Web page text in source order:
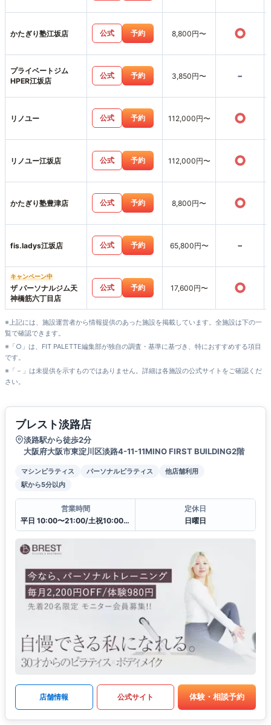
かたぎり塾江坂店 公式 予約 8,800円〜 ○
プライベートジム
HPER江坂店
公式 予約 3,850円〜 -
リノユー 公式 予約 112,000円〜 ○
リノユー江坂店 公式 予約 112,000円〜 ○
かたぎり塾豊津店 公式 予約 8,800円〜 ○
fis.ladys江坂店 公式 予約 65,800円〜 -
キャンペーン中
ザ パーソナルジム天
神橋筋六丁目店
公式 予約 17,600円〜 ○
※上記には、施設運営者から情報提供のあった施設を掲載しています。全施設は下の一
覧で確認できます。
※「○」は、FIT PALETTE編集部が独自の調査・基準に基づき、特におすすめする項目
です。
※「－」は未提供を示すものではありません。詳細は各施設の公式サイトをご確認くだ
さい。
ブレスト淡路店
淡路駅から徒歩2分
大阪府大阪市東淀川区淡路4-11-11MINO FIRST BUILDING2階
マシンピラティス パーソナルピラティス
他店舗利用
駅から5分以内
営業時間
平日 10:00〜21:00/土祝10:00〜19:30
定休日
日曜日
店舗情報 公式サイト 体験・相談予約